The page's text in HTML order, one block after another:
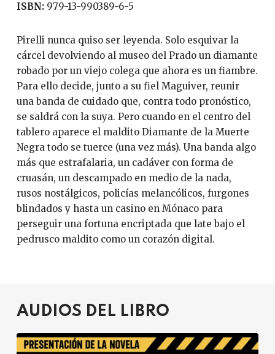
ISBN: 979-13-990389-6-5
Pirelli nunca quiso ser leyenda. Solo esquivar la
cárcel devolviendo al museo del Prado un diamante
robado por un viejo colega que ahora es un fiambre.
Para ello decide, junto a su fiel Maguiver, reunir
una banda de cuidado que, contra todo pronóstico,
se saldrá con la suya. Pero cuando en el centro del
tablero aparece el maldito Diamante de la Muerte
Negra todo se tuerce (una vez más). Una banda algo
más que estrafalaria, un cadáver con forma de
cruasán, un descampado en medio de la nada,
rusos nostálgicos, policías melancólicos, furgones
blindados y hasta un casino en Mónaco para
perseguir una fortuna encriptada que late bajo el
pedrusco maldito como un corazón digital.
AUDIOS DEL LIBRO